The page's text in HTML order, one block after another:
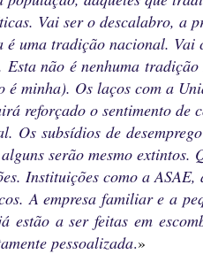
Vai ser o descalabro, a
é uma tradição nacional.
não é nenhuma
é minha). Os laços com a
reforçado o sentimento de
Os subsídios de
serão mesmo extintos.
Instituições como a
A empresa familiar e a
estão a ser feitas em
pessoalizada.»